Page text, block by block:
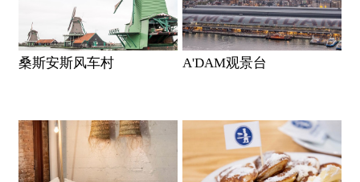
桑斯安斯风车村 A'DAM观景台